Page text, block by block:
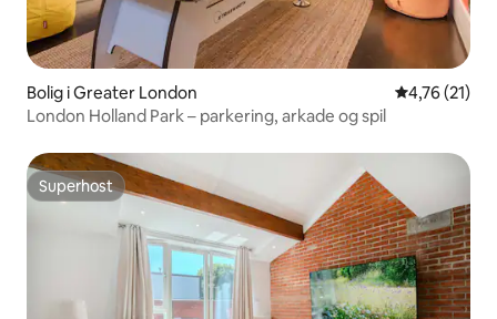
Bolig i Greater London 4,76 ud af 5
4,76 (21)
London Holland Park – parkering, arkade og spil
Superhost
Superhost